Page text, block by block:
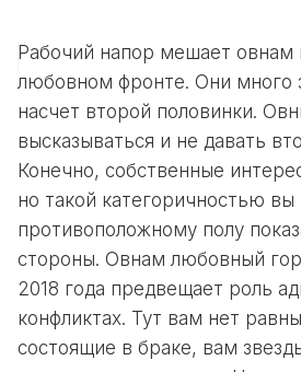
Рабочий напор мешает овнам
любовном фронте. Они много
насчет второй половинки.
высказываться и не давать
Конечно, собственные
но такой категоричностью вы
противоположному полу
стороны. Овнам любовный
2018 года предвещает роль
конфликтах. Тут вам нет
состоящие в браке, вам